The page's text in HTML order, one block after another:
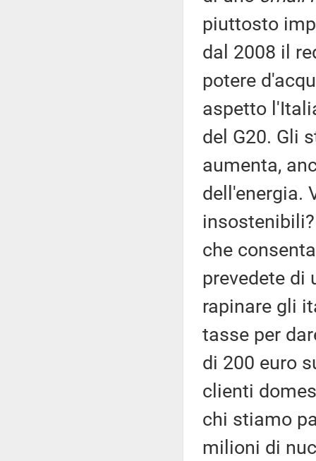
piuttosto
dal 2008 il
potere
aspetto
del G20. Gli
aumenta,
dell'energia.
che
prevedete di
rapinare gli
tasse per
di 200 euro
clienti
chi stiamo
milioni di